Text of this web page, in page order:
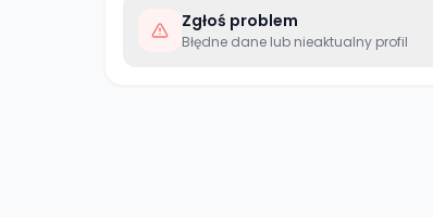
Zgłoś problem
Błędne dane lub nieaktualny profil